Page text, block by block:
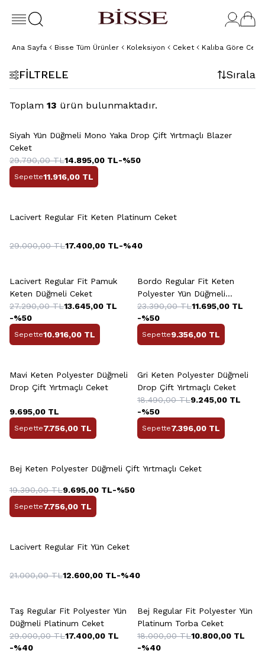
Ana Sayfa Bisse Tüm Ürünler Koleksiyon Ceket Kalıba Göre
FILTRELE Sırala
Toplam 13 ürün bulunmaktadır.
Siyah Yün Düğmeli Mono Yaka Drop Çift Yırtmaçlı Blazer
Ceket
29.790,00TL14.895,00 TL-%50
Sepette11.916,00 TL
Lacivert Regular Fit Keten Platinum Ceket
29.000,00TL17.400,00 TL-%40
Lacivert Regular Fit Pamuk
Keten Düğmeli Ceket
27.290,00TL13.645,00 TL
-%50
Sepette10.916,00 TL
Bordo Regular Fit Keten
Polyester Yün Düğmeli
Platinum Ceket
23.390,00TL11.695,00 TL
-%50
Sepette9.356,00 TL
Mavi Keten Polyester Düğmeli
Drop Çift Yırtmaçlı Ceket
9.695,00 TL
Sepette7.756,00 TL
Gri Keten Polyester Düğmeli
Drop Çift Yırtmaçlı Ceket
18.490,00TL9.245,00 TL
-%50
Sepette7.396,00 TL
Bej Keten Polyester Düğmeli Çift Yırtmaçlı Ceket
19.390,00TL9.695,00 TL-%50
Sepette7.756,00 TL
Lacivert Regular Fit Yün Ceket
21.000,00TL12.600,00 TL-%40
Taş Regular Fit Polyester Yün
Düğmeli Platinum Ceket
29.000,00TL17.400,00 TL
-%40
Bej Regular Fit Polyester Yün
Platinum Torba Ceket
18.000,00TL10.800,00 TL
-%40